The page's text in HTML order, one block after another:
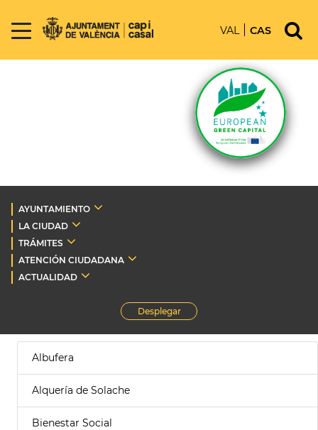
VAL CAS
AYUNTAMIENTO
LA CIUDAD
TRÁMITES
ATENCIÓN CIUDADANA
ACTUALIDAD
Desplegar
Albufera
Alquería de Solache
Bienestar Social